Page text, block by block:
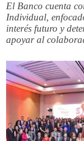
El Banco cuenta
Individual,
interés futuro y
apoyar al